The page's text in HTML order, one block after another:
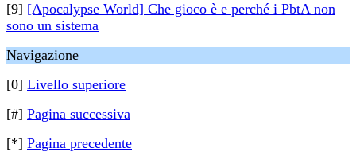
[9] [Apocalypse World] Che gioco è e perché i PbtA non
sono un sistema
Navigazione
[0] Livello superiore
[#] Pagina successiva
[*] Pagina precedente